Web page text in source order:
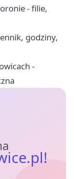
- filie,
godziny,
-